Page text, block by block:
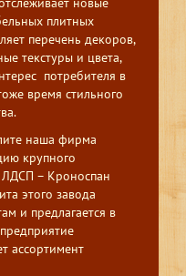
плитных
перечень декоров,
текстуры и цвета,
потребителя в
время стильного
наша фирма
крупного
ЛДСП – Кроноспан
этого завода
и предлагается в
ассортимент